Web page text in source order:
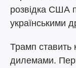
розвідка США
українськими
Трамп ставить
дилемами.